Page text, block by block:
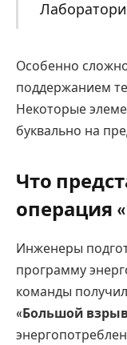
Особенно
поддержанием
Некоторые
буквально на
Что
операция
Инженеры
программу
команды
«Большой